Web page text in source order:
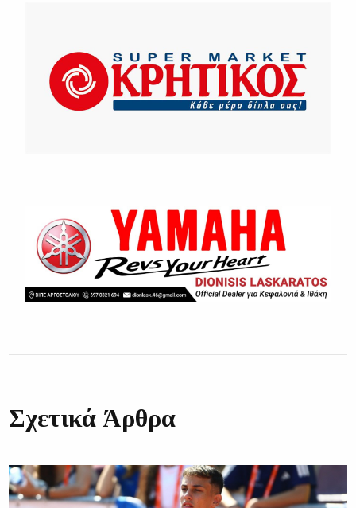
Σχετικά Άρθρα